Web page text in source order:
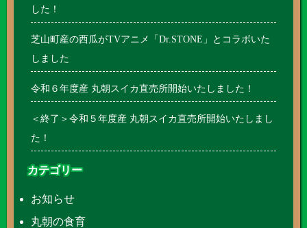
した！
芝山町産の西瓜がTVアニメ「Dr.STONE」とコラボいた
しました
令和６年度産 丸朝スイカ直売所開始いたしました！
＜終了＞令和５年度産 丸朝スイカ直売所開始いたしまし
た！
カテゴリー
お知らせ
丸朝の食育